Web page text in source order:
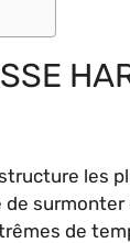
les
surmonter
de